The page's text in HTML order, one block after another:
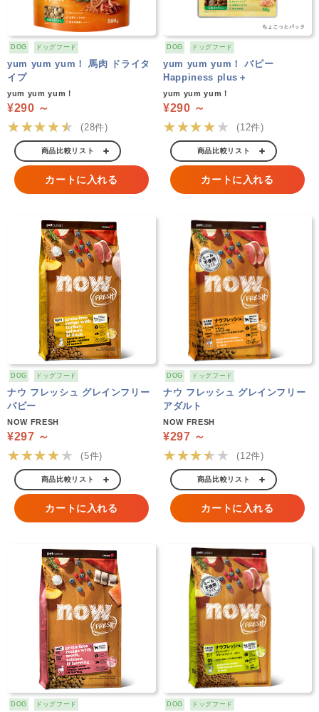
DOG ドッグフード
yum yum yum！ 馬肉 ドライタ
イプ
yum yum yum！
¥290 ～
★★★★★ (28件)
商品比較リスト
カートに入れる
DOG ドッグフード
yum yum yum！ パピー
Happiness plus＋
yum yum yum！
¥290 ～
★★★★★ (12件)
商品比較リスト
カートに入れる
DOG ドッグフード
ナウ フレッシュ グレインフリー
パピー
NOW FRESH
¥297 ～
★★★★★ (5件)
商品比較リスト
カートに入れる
DOG ドッグフード
ナウ フレッシュ グレインフリー
アダルト
NOW FRESH
¥297 ～
★★★★★ (12件)
商品比較リスト
カートに入れる
DOG ドッグフード DOG ドッグフード